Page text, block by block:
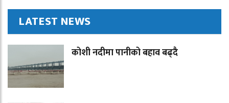
LATEST NEWS
कोशी नदीमा पानीको बहाव बढ्दै